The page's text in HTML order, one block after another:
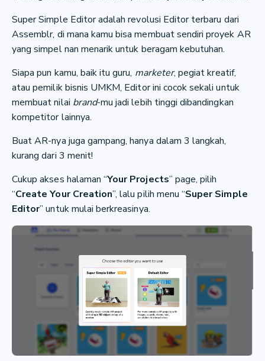
Super Simple Editor adalah revolusi Editor terbaru dari
Assemblr, di mana kamu bisa membuat sendiri proyek AR
yang simpel nan menarik untuk beragam kebutuhan.
Siapa pun kamu, baik itu guru, marketer, pegiat kreatif,
atau pemilik bisnis UMKM, Editor ini cocok sekali untuk
membuat nilai brand-mu jadi lebih tinggi dibandingkan
kompetitor lainnya.
Buat AR-nya juga gampang, hanya dalam 3 langkah,
kurang dari 3 menit!
Cukup akses halaman “Your Projects” page, pilih
“Create Your Creation”, lalu pilih menu “Super Simple
Editor” untuk mulai berkreasinya.